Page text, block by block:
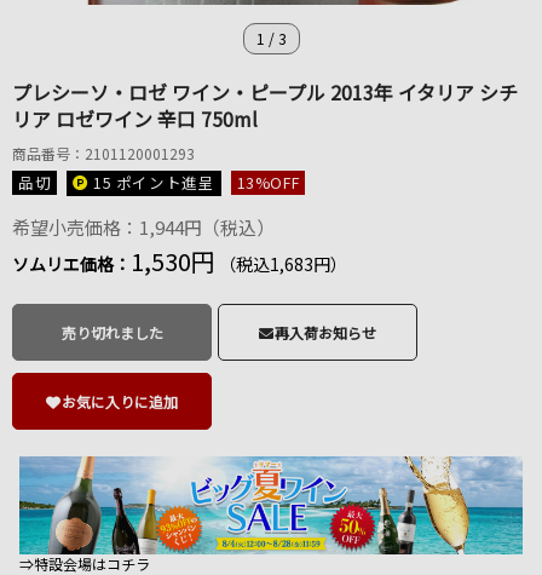
1 /3
プレシーソ・ロゼ ワイン・ピープル 2013年 イタリア シチ
リア ロゼワイン 辛口 750ml
商品番号：2101120001293
品切 15 ポイント進呈 13%OFF
希望小売価格：1,944円（税込）
ソムリエ価格： 1,530円 （税込1,683円）
売り切れました 再入荷お知らせ
お気に入りに追加
⇒特設会場はコチラ